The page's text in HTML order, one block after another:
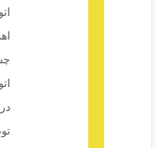
اتوماتیک : دلیل
اهمیت عملکرد
چشمی درب
اتوماتیک پارکینگ را
در ادامه با یک مثال
توضیح خواهیم داد.